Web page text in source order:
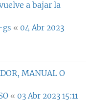
a bajar la
gs « 04 Abr 2023
MANUAL O
« 03 Abr 2023 15:11